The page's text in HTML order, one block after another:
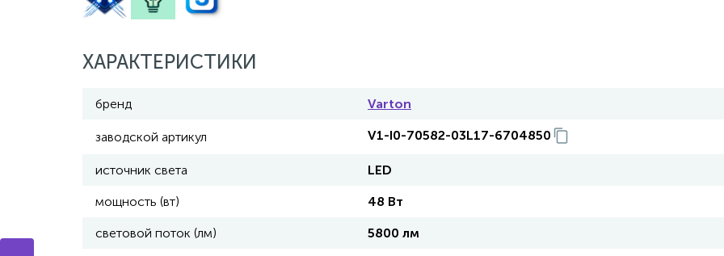
ХАРАКТЕРИСТИКИ
бренд Varton
заводской артикул V1-I0-70582-03L17-6704850
источник света LED
мощность (вт) 48 Вт
световой поток (лм) 5800 лм